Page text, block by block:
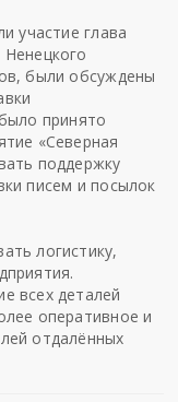
участие глава
были обсуждены
принято
«Северная
поддержку
писем и посылок
логистику,
всех деталей
оперативное и
отдалённых